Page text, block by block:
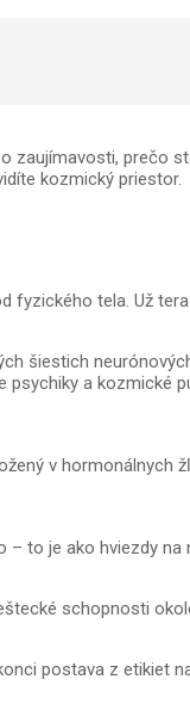
zaujímavosti, prečo
kozmický priestor.
fyzického tela. Už
šiestich
psychiky a kozmické
v hormonálnych
to je ako hviezdy
schopnosti
postava z etikiet